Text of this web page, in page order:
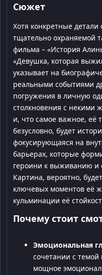
Сюжет
Хотя конкретные
тщательно охраняемой
фильма – «История
«Девушка, которая
указывает на
реальными событиями
погружения в личную
столкновения с
и, что самое важное, её
безусловно, будет
фокусирующаяся на
барьерах, которые
героини к выживанию и
Картина, вероятно,
ключевых моментов её
кульминации её
Почему стоит
Эмоциональная
сочетании с
мощное